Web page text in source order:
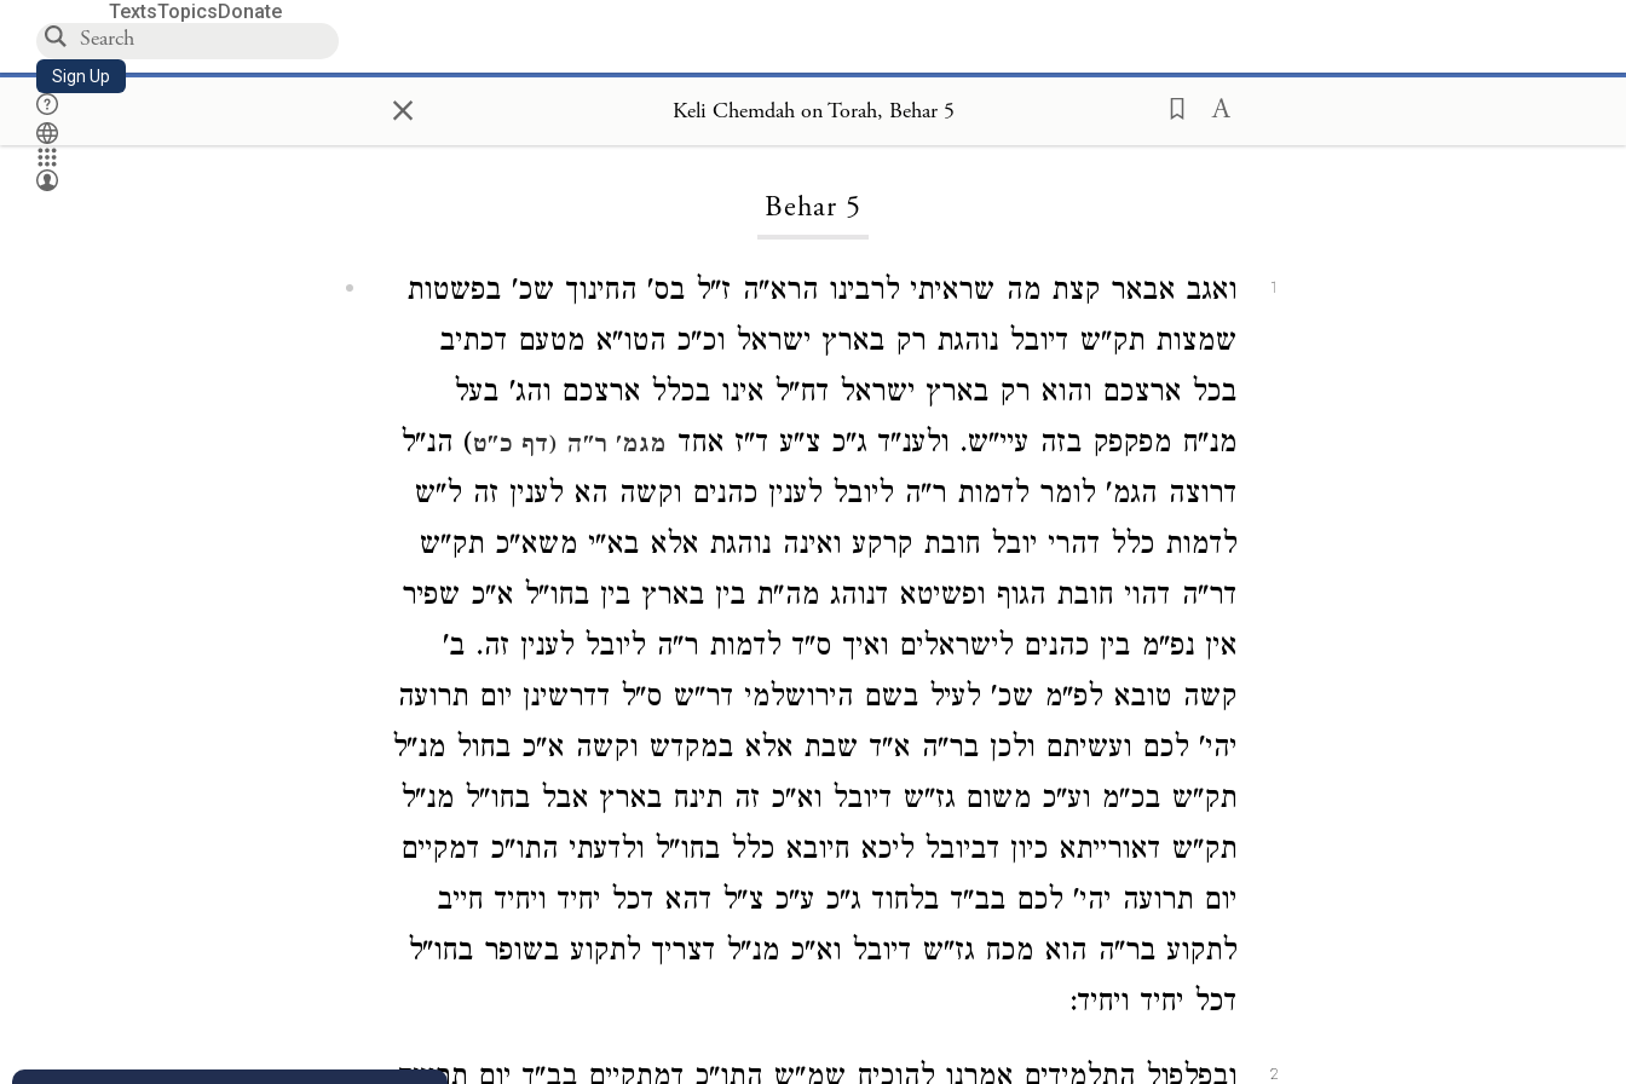
TextsTopicsDonate
Sign Up × Keli Chemdah on Torah, Behar 5
Behar 5
1
ואגב אבאר קצת מה שראיתי לרבינו הרא"ה ז"ל בס' החינוך שכ' בפשטות
שמצות תק"ש דיובל נוהגת רק בארץ ישראל וכ"כ הטו"א מטעם דכתיב
בכל ארצכם והוא רק בארץ ישראל דח"ל אינו בכלל ארצכם והג' בעל
מנ"ח מפקפק בזה עיי"ש. ולענ"ד ג"כ צ"ע ד"ז אחד מגמ' ר"ה (דף כ"ט) הנ"ל
דרוצה הגמ' לומר לדמות ר"ה ליובל לענין כהנים וקשה הא לענין זה ל"ש
לדמות כלל דהרי יובל חובת קרקע ואינה נוהגת אלא בא"י משא"כ תק"ש
דר"ה דהוי חובת הגוף ופשיטא דנוהג מה"ת בין בארץ בין בחו"ל א"כ שפיר
אין נפ"מ בין כהנים לישראלים ואיך ס"ד לדמות ר"ה ליובל לענין זה. ב'
קשה טובא לפ"מ שכ' לעיל בשם הירושלמי דר"ש ס"ל דדרשינן יום תרועה
יהי' לכם ועשיתם ולכן בר"ה א"ד שבת אלא במקדש וקשה א"כ בחול מנ"ל
תק"ש בכ"מ וע"כ משום גז"ש דיובל וא"כ זה תינח בארץ אבל בחו"ל מנ"ל
תק"ש דאורייתא כיון דביובל ליכא חיובא כלל בחו"ל ולדעתי התו"כ דמקיים
יום תרועה יהי' לכם בב"ד בלחוד ג"כ ע"כ צ"ל דהא דכל יחיד ויחיד חייב
לתקוע בר"ה הוא מכח גז"ש דיובל וא"כ מנ"ל דצריך לתקוע בשופר בחו"ל
דכל יחיד ויחיד:
2